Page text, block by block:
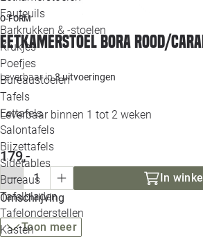
Fauteuils
Barkrukken & -stoelen
Krukjes
Poefjes
Bureaustoelen
Tafels
Eettafels
Salontafels
Bijzettafels
Sidetables
Bureaus
Tafelbladen
Tafelonderstellen
Kasten
O-FORM
Eetkamerstoel Bora rood/
Leverbaar in3 uitvoeringen
Leverbaar binnen 1 tot 2 weken
179,-
In
Omschrijving
Toon meer